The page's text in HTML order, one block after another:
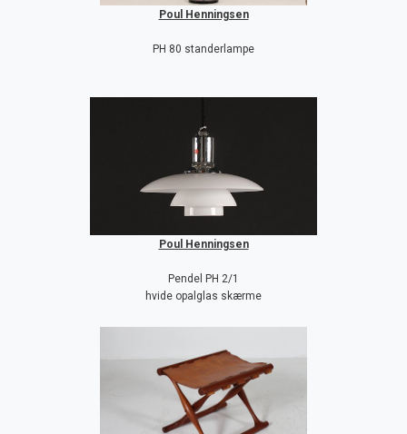
Poul Henningsen
PH 80 standerlampe
Poul Henningsen
Pendel PH 2/1
hvide opalglas skærme